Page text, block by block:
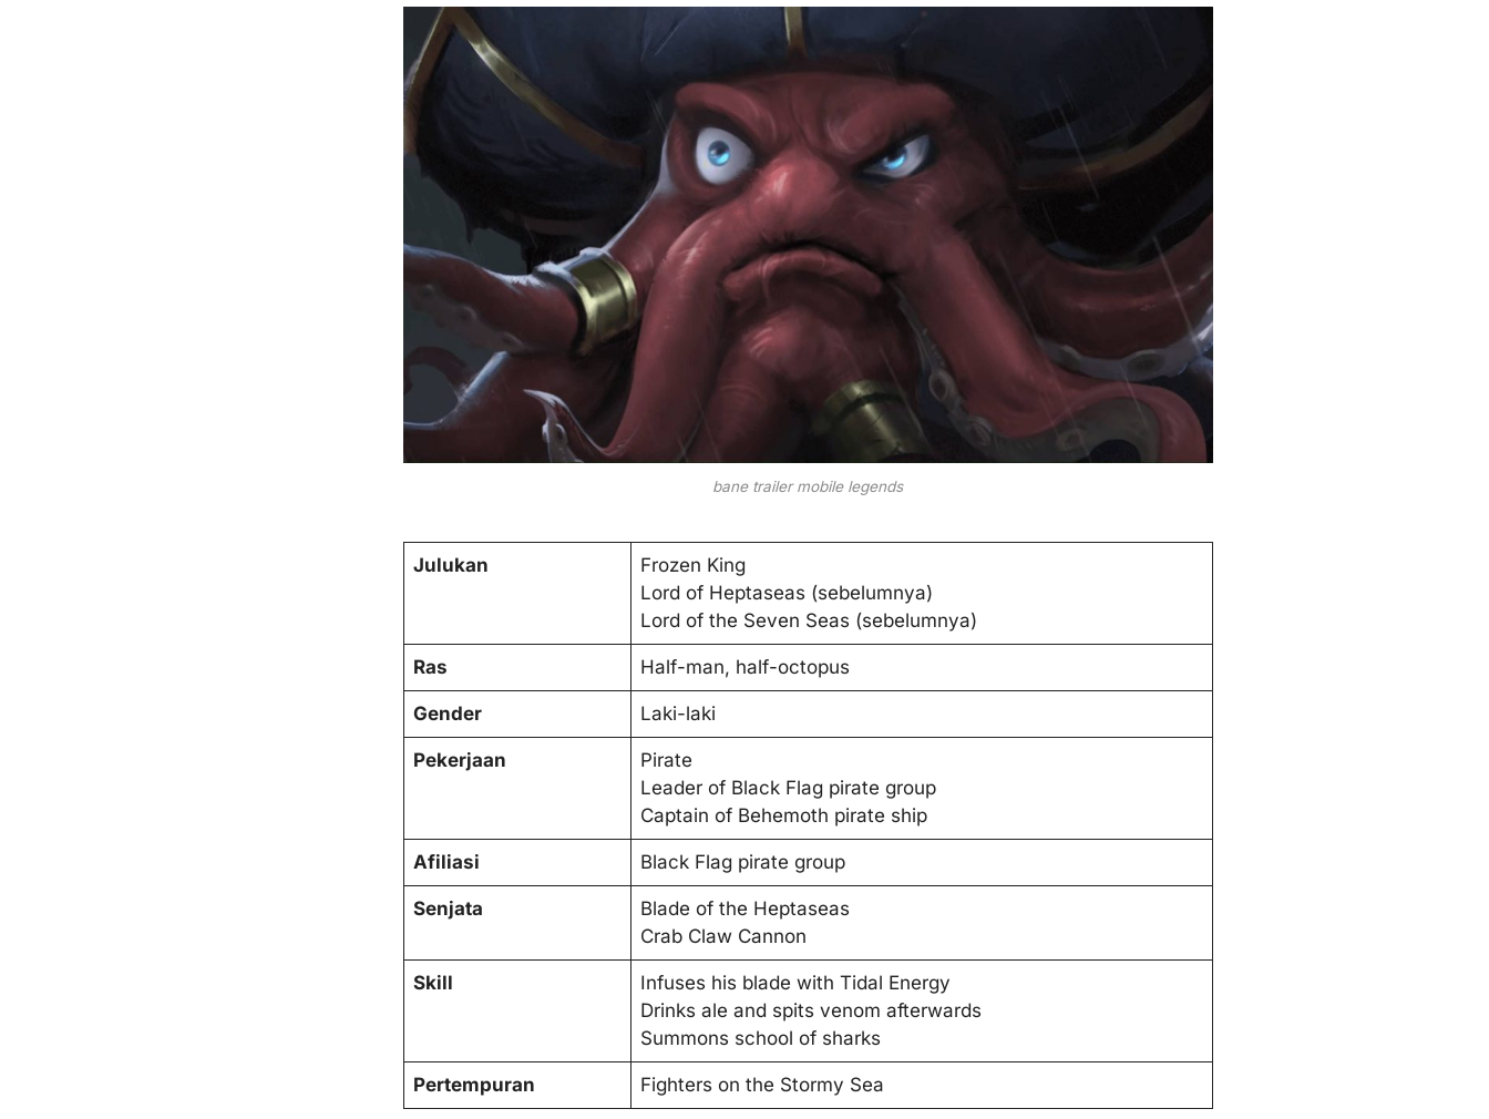
bane trailer mobile legends
Julukan
Frozen King
Lord of Heptaseas (sebelumnya)
Lord of the Seven Seas (sebelumnya)
Ras Half-man, half-octopus
Gender Laki-laki
Pekerjaan
Pirate
Leader of Black Flag pirate group
Captain of Behemoth pirate ship
Afiliasi Black Flag pirate group
Senjata
Blade of the Heptaseas
Crab Claw Cannon
Skill
Infuses his blade with Tidal Energy
Drinks ale and spits venom afterwards
Summons school of sharks
Pertempuran Fighters on the Stormy Sea